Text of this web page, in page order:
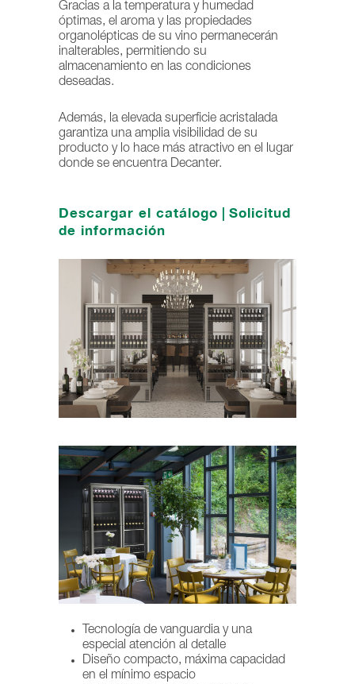
Gracias a la temperatura y humedad
óptimas, el aroma y las propiedades
organolépticas de su vino permanecerán
inalterables, permitiendo su
almacenamiento en las condiciones
deseadas.
Además, la elevada superficie acristalada
garantiza una amplia visibilidad de su
producto y lo hace más atractivo en el lugar
donde se encuentra Decanter.
Descargar el catálogo | Solicitud
de información
Tecnología de vanguardia y una
especial atención al detalle
Diseño compacto, máxima capacidad
en el mínimo espacio